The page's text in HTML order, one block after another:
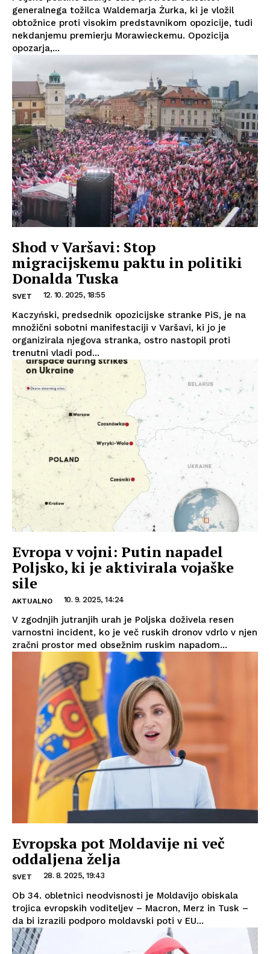
generalnega tožilca Waldemarja Żurka, ki je vložil
obtožnice proti visokim predstavnikom opozicije, tudi
nekdanjemu premierju Morawieckemu. Opozicija
opozarja,...
Shod v Varšavi: Stop
migracijskemu paktu in politiki
Donalda Tuska
SVET 12. 10. 2025, 18:55
Kaczyński, predsednik opozicijske stranke PiS, je na
množični sobotni manifestaciji v Varšavi, ki jo je
organizirala njegova stranka, ostro nastopil proti
trenutni vladi pod...
Evropa v vojni: Putin napadel
Poljsko, ki je aktivirala vojaške
sile
AKTUALNO 10. 9. 2025, 14:24
V zgodnjih jutranjih urah je Poljska doživela resen
varnostni incident, ko je več ruskih dronov vdrlo v njen
zračni prostor med obsežnim ruskim napadom...
Evropska pot Moldavije ni več
oddaljena želja
SVET 28. 8. 2025, 19:43
Ob 34. obletnici neodvisnosti je Moldavijo obiskala
trojica evropskih voditeljev – Macron, Merz in Tusk –
da bi izrazili podporo moldavski poti v EU...